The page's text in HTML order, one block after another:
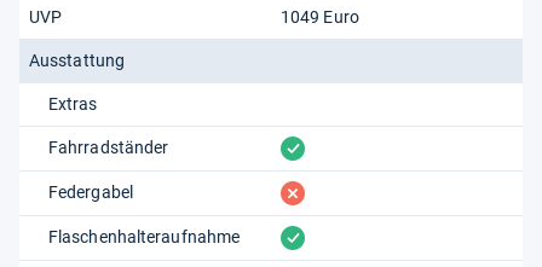
UVP 1049 Euro
Ausstattung
Extras
Fahrradständer vorhanden
Federgabel fehlt
Flaschenhalteraufnahme vorhanden